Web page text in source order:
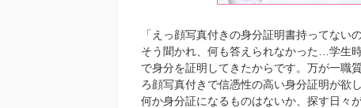
「えっ顔写真付きの身分証明書持ってな
そう聞かれ、何も答えられなかった…学生
で身分を証明してきたからです。万が一職
ろ顔写真付きで信憑性の高い身分証明が欲
何か身分証になるものはないか、探す日々